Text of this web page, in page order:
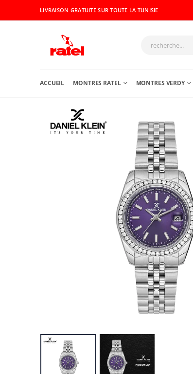
LIVRAISON GRATUITE SUR TOUTE LA TUNISIE
ACCUEIL MONTRES RATEL MONTRES VERDY